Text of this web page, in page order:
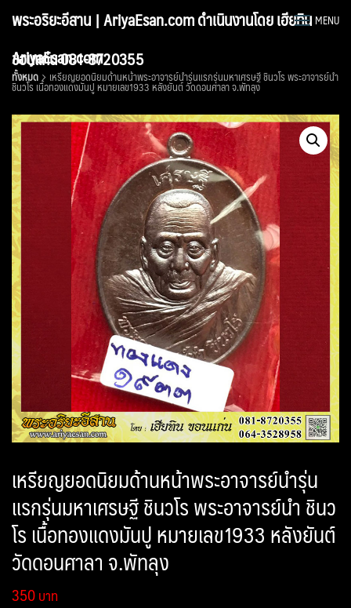
พระอริยะอีสาน | AriyaEsan.com ดำเนินงานโดย เฮียทิน
ขอนแก่น 081-8720355
MENU
AriyaEsan.com
ทั้งหมด เหรียญยอดนิยมด้านหน้าพระอาจารย์นำรุ่นแรกรุ่นมหาเศรษฐี ชินวโร พระอาจารย์นำ
ชินวโร เนื้อทองแดงมันปู หมายเลข1933 หลังยันต์ วัดดอนศาลา จ.พัทลุง
เหรียญยอดนิยมด้านหน้าพระอาจารย์นำรุ่น
แรกรุ่นมหาเศรษฐี ชินวโร พระอาจารย์นำ ชินว
โร เนื้อทองแดงมันปู หมายเลข1933 หลังยันต์
วัดดอนศาลา จ.พัทลุง
350